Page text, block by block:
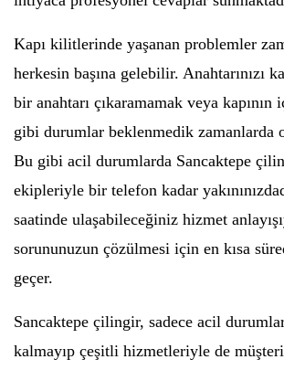
Kapı kilitlerinde yaşanan problemler
herkesin başına gelebilir. Anahtarınızı
bir anahtarı çıkaramamak veya kapının
gibi durumlar beklenmedik zamanlarda
Bu gibi acil durumlarda Sancaktepe
ekipleriyle bir telefon kadar
saatinde ulaşabileceğiniz hizmet
sorununuzun çözülmesi için en kısa
geçer.
Sancaktepe çilingir, sadece acil
kalmayıp çeşitli hizmetleriyle de